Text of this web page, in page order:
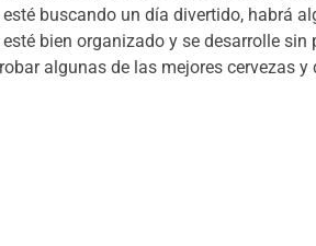
buscando un día divertido, habrá
bien organizado y se desarrolle
algunas de las mejores cervezas